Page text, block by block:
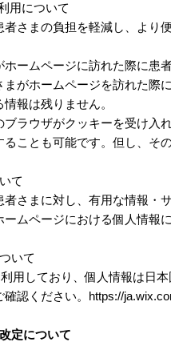
用について
さまの負担を軽減し、より
ームページに訪れた際に患
がホームページを訪れた際
報は残りません。
ラウザがクッキーを受け入
ことも可能です。但し、そ
て
さまに対し、有用な情報・
ムページにおける個人情報
いて
用しており、個人情報は日
認ください。https://
定について